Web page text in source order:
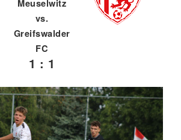
Meuselwitz
vs.
Greifswalder
FC
1 : 1